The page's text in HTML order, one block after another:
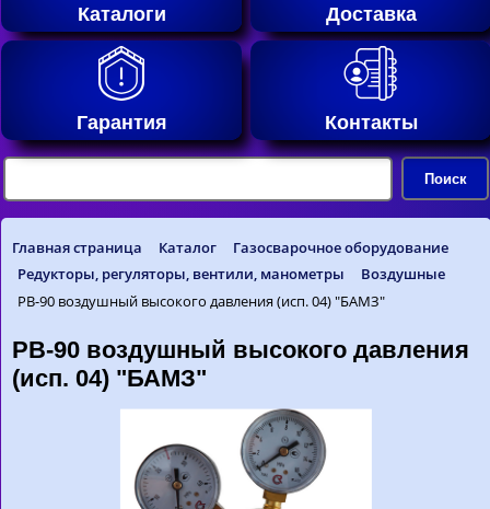
Каталоги Доставка
Гарантия Контакты
Главная страница Каталог
Газосварочное оборудование
Редукторы, регуляторы, вентили, манометры
Воздушные
РВ-90 воздушный высокого давления (исп. 04) "БАМЗ"
РВ-90 воздушный высокого давления
(исп. 04) "БАМЗ"